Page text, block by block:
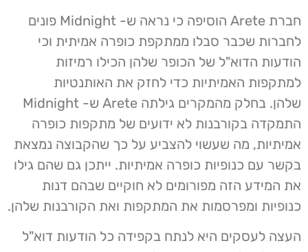
חברת Arete הוסיפה כי נראה ש- Midnight פונים
לחברות שכבר סבלו ממתקפת כופרה אמיתית וכי
הודעות הדוא"ל של הכופר שלהן הכילו רמיזות
למתקפות האמיתיות כדי לחזק את האותנטיות
שלהן. בחלק מהמקרים גילתה Arete ש- Midnight
התמקדה בקורבנות לא ידועים של מתקפות כופרה
אמיתיות, מה שעשוי להצביע על כך שהקבוצה נמצאת
בקשר עם כנופיות כופרה אמיתיות. ייתכן גם שהם גילו
את המידע הזה מפורומים לא חוקיים שבהם דנות
כנופיות ומפרסמות את המתקפות ואת הקורבנות שלהן.
העצה לעסקים היא לנתח בקפידה כל הודעות דוא"ל